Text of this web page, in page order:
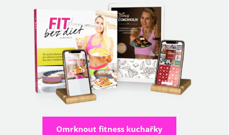
Omrknout fitness kuchařky